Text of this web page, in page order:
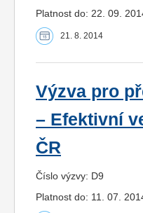
Platnost do: 22. 09.
21. 8. 2014
Výzva pro
– Efektivní
ČR
Číslo výzvy: D9
Platnost do: 11. 07.